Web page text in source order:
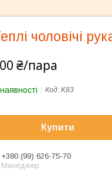
чоловічі
₴/пара
Код: K83
Купити
+380 (99) 626-75-70
Менеджер